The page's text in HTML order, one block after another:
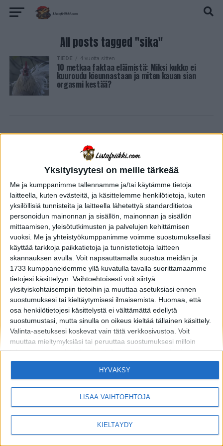
Yksityisyytesi on meille tärkeää
Me ja kumppanimme tallennamme ja/tai käytämme tietoja
laitteella, kuten evästeitä, ja käsittelemme henkilötietoja, kuten
yksilöllisiä tunnisteita ja laitteella lähetettyä standarditietoa
personoidun mainonnan ja sisällön, mainonnan ja sisällön
mittaamisen, yleisötutkimusten ja palvelujen kehittämisen
vuoksi. Me ja yhteistyökumppanimme voimme suostumuksellasi
käyttää tarkkoja paikkatietoja ja tunnistetietoja laitteen
skannauksen avulla. Voit napsauttamalla suostua meidän ja
1733 kumppaneidemme yllä kuvatulla tavalla suorittamaamme
tietojesi käsittelyyn. Vaihtoehtoisesti voit siirtyä
yksityiskohtaisempiin tietoihin ja muuttaa asetuksiasi ennen
suostumuksesi tai kieltäytymisesi ilmaisemista.
Huomaa, että
osa henkilötietojesi käsittelystä ei välttämättä edellytä
suostumustasi, mutta sinulla on oikeus kieltää tällainen käsittely.
Valinta-asetuksesi koskevat vain tätä verkkosivustoa. Voit
muuttaa mieltymyksiäsi tai peruuttaa suostumuksesi milloin
tahansa palaamalla tälle sivustolle ja napsauttamalla sivun
alaosassa olevaa "Yksityisyys" -painiketta.
Huomaa myös, että tämä verkkosivusto/sovellus käyttää yhtä tai
mukaan lukien, niihin kuitenkaan rajoittumatta,
verkkosivustolla/sovelluksessa vierailuusi tai niiden käyttöösi ja
niissä harjoittamaasi toimintaan/käyttäytymiseen liittyviä tietoja.
Alla olevassa Googlen suostumusosiossa voit antaa tai kieltää
suostumuksen Googlelle ja sen kolmannen osapuolen
LISÄÄ VAIHTOEHTOJA
KIELTÄYDY
HYVÄKSY
All posts tagged "sika"
TIEDE 4 vuotta sitten
10 metkaa faktaa eläimistä: Miksi kukko ei
kuuroudu kieunnastaan ja miten kauan sian
orgasmi kestää?
MIKÄ LISTAFRIIKKI?
HALUATKO MAINOSTAJAKSI LISTAFRIIKKIIN?
TIETOSUOJA JA EVÄSTEET
OTA YHTEYTTÄ
Copyright © 2026 Listamedia